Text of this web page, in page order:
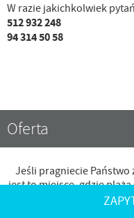
W razie jakichkolwiek
512 932 248
94 314 50 58
Oferta
Jeśli pragniecie Państwo
jest to miejsce, gdzie
linia